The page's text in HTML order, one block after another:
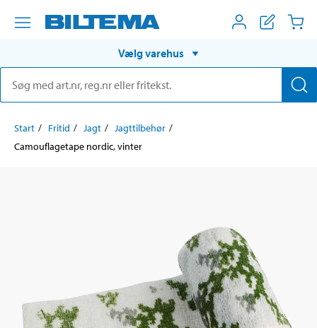
Vælg varehus
Start Fritid Jagt
Jagttilbehør
Camouflagetape nordic, vinter